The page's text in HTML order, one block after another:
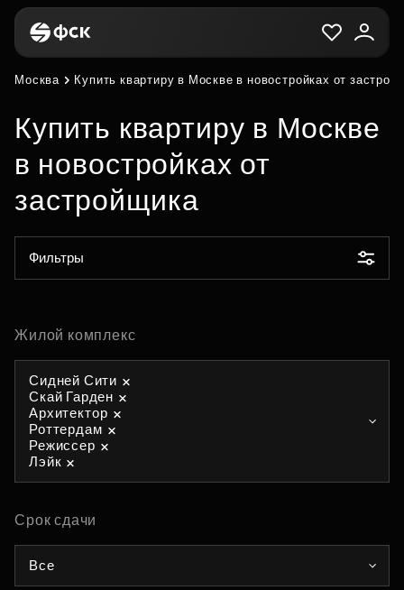
Москва Купить квартиру в Москве в новостройках от
Купить квартиру в Москве
в новостройках от
застройщика
Фильтры
Жилой комплекс
Сидней Сити
Скай Гарден
Архитектор
Роттердам
Режиссер
Лэйк
Срок сдачи
Все